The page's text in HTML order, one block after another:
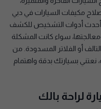
مكيفات السيارات في دبي
أحدث أدوات التشخيص للكشف
سواء كانت المشكلة
أو الفلاتر المسدودة. من
نعتني بسيارتك بدقة واهتمام
لراحة بالك